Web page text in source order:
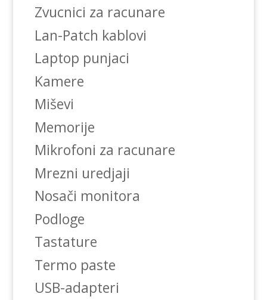
Zvucnici za racunare
Lan-Patch kablovi
Laptop punjaci
Kamere
Miševi
Memorije
Mikrofoni za racunare
Mrezni uredjaji
Nosači monitora
Podloge
Tastature
Termo paste
USB-adapteri